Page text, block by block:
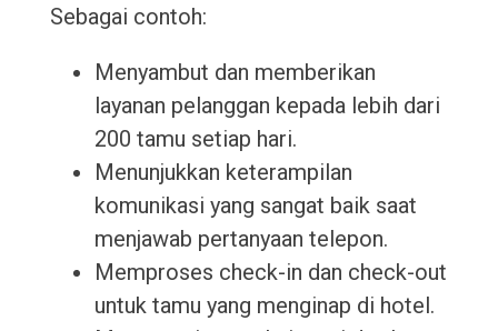
Sebagai contoh:
Menyambut dan memberikan
layanan pelanggan kepada lebih dari
200 tamu setiap hari.
Menunjukkan keterampilan
komunikasi yang sangat baik saat
menjawab pertanyaan telepon.
Memproses check-in dan check-out
untuk tamu yang menginap di hotel.